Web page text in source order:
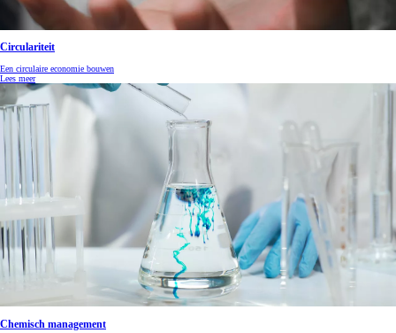
Circulariteit
Een circulaire economie bouwen
Lees meer
Chemisch management